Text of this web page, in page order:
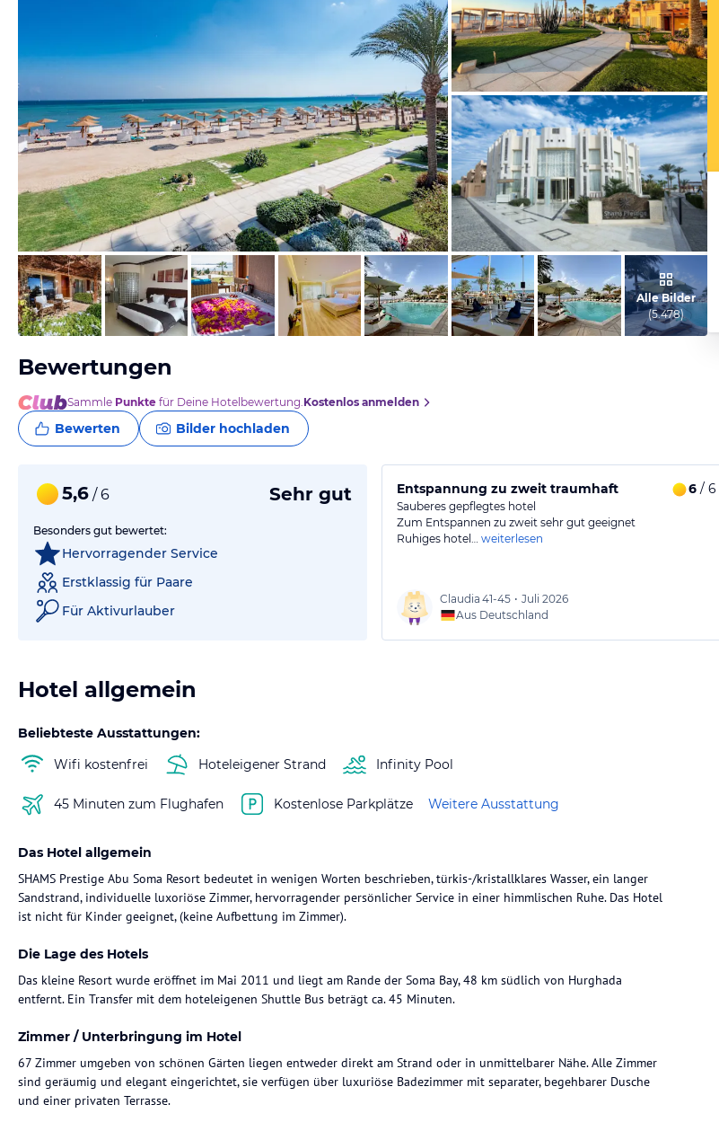
vom Hotelier, April 2025
vom Hotelier, April 2025
vom Hotelier, März 2019
Alle Bilder
(5.478)
Bewertungen
Sammle Punkte für Deine Hotelbewertung.Kostenlos anmelden
Bewerten Bilder hochladen
5,6 / 6 Sehr gut
Besonders gut bewertet:
Hervorragender Service
Erstklassig für Paare
Für Aktivurlauber
Entspannung zu zweit traumhaft 6/ 6
Sauberes gepflegtes hotel
Zum Entspannen zu zweit sehr gut geeignet
Ruhiges hotel… weiterlesen
Claudia 41-45 • Juli 2026
Aus Deutschland
Hotel allgemein
Beliebteste Ausstattungen:
Wifi kostenfrei
Hoteleigener Strand Infinity Pool
45 Minuten zum Flughafen Kostenlose Parkplätze Weitere Ausstattung
Das Hotel allgemein
SHAMS Prestige Abu Soma Resort bedeutet in wenigen Worten beschrieben, türkis-/kristallklares Wasser, ein langer
Sandstrand, individuelle luxoriöse Zimmer, hervorragender persönlicher Service in einer himmlischen Ruhe. Das Hotel
ist nicht für Kinder geeignet, (keine Aufbettung im Zimmer).
Die Lage des Hotels
Das kleine Resort wurde eröffnet im Mai 2011 und liegt am Rande der Soma Bay, 48 km südlich von Hurghada
entfernt. Ein Transfer mit dem hoteleigenen Shuttle Bus beträgt ca. 45 Minuten.
Zimmer / Unterbringung im Hotel
67 Zimmer umgeben von schönen Gärten liegen entweder direkt am Strand oder in unmittelbarer Nähe. Alle Zimmer
sind geräumig und elegant eingerichtet, sie verfügen über luxuriöse Badezimmer mit separater, begehbarer Dusche
und einer privaten Terrasse.